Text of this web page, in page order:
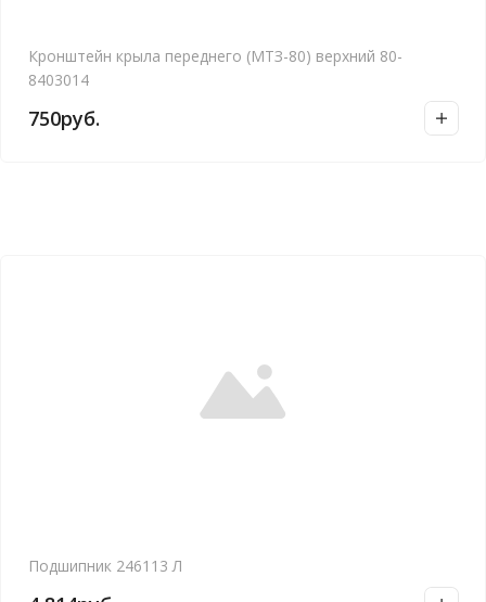
Кронштейн крыла переднего (МТЗ-80) верхний 80-
8403014
750руб.
Подшипник 246113 Л